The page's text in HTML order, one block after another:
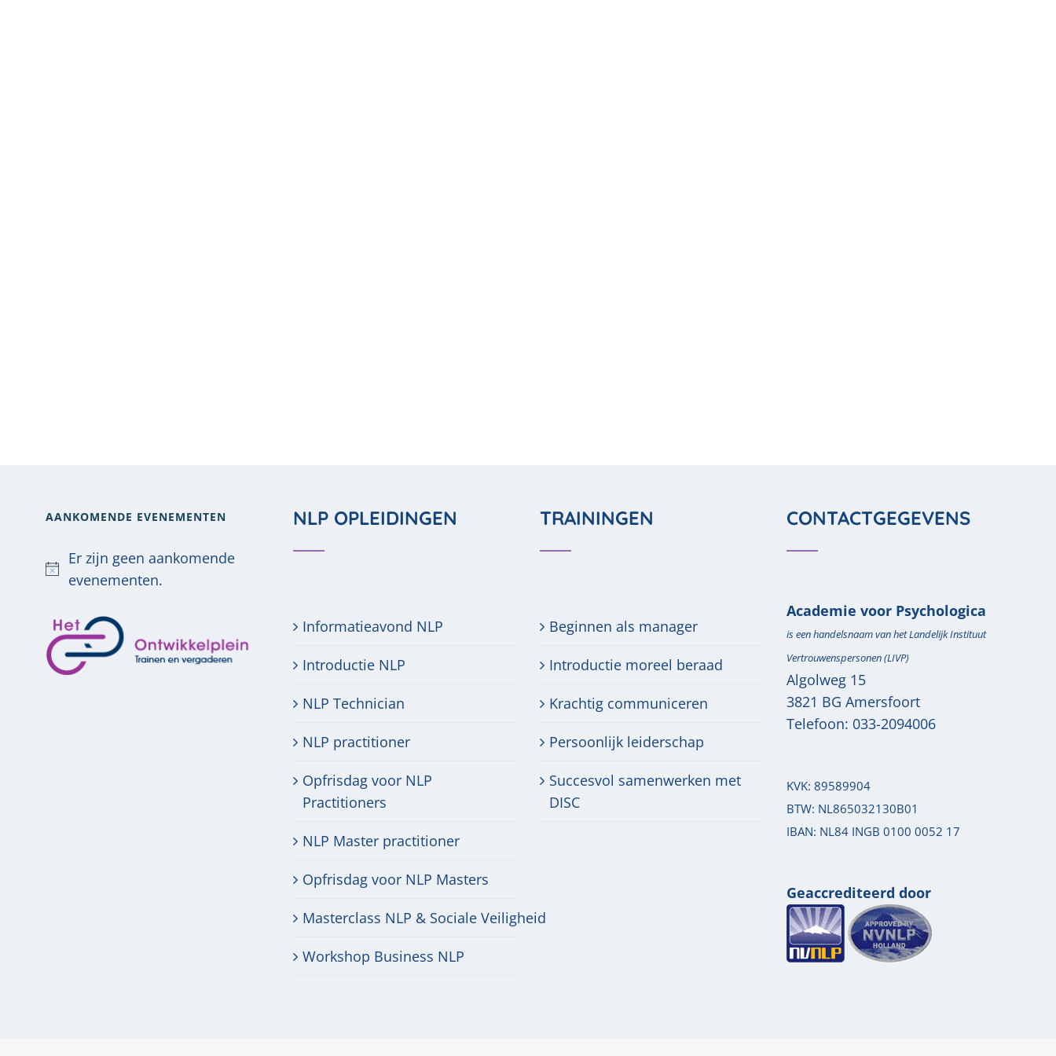
AANKOMENDE EVENEMENTEN
Bericht
Er zijn geen aankomende
evenementen.
NLP OPLEIDINGEN
Informatieavond NLP
Introductie NLP
NLP Technician
NLP practitioner
Opfrisdag voor NLP
Practitioners
NLP Master practitioner
Opfrisdag voor NLP Masters
Masterclass NLP & Sociale Veiligheid
Workshop Business NLP
TRAININGEN
Beginnen als manager
Introductie moreel beraad
Krachtig communiceren
Persoonlijk leiderschap
Succesvol samenwerken met
DISC
CONTACTGEGEVENS
Academie voor Psychologica
is een handelsnaam van het Landelijk Instituut
Vertrouwenspersonen (LIVP)
Algolweg 15
3821 BG Amersfoort
Telefoon: 033-2094006
KVK: 89589904
BTW: NL865032130B01
IBAN: NL84 INGB 0100 0052 17
Geaccrediteerd door